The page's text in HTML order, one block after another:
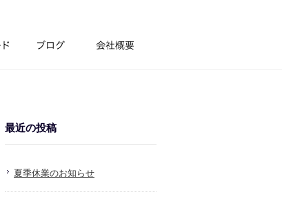
最近の投稿
夏季休業のお知らせ